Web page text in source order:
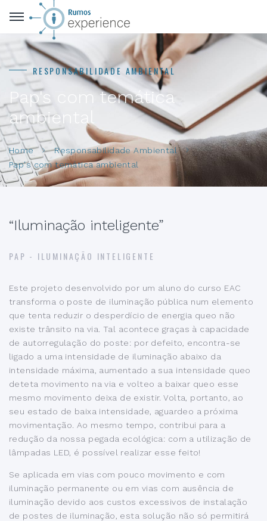
RESPONSABILIDADE AMBIENTAL
Pap's com temática
ambiental
Home
Responsabilidade Ambiental
Pap's com temática ambiental
“Iluminação inteligente”
PAP - ILUMINAÇÃO INTELIGENTE
Este projeto desenvolvido por um aluno do curso EAC
transforma o poste de iluminação pública num elemento
que tenta reduzir o desperdício de energia queo não
existe trânsito na via. Tal acontece graças à capacidade
de autorregulação do poste: por defeito, encontra-se
ligado a uma intensidade de iluminação abaixo da
intensidade máxima, aumentado a sua intensidade queo
deteta movimento na via e volteo a baixar queo esse
mesmo movimento deixa de existir. Volta, portanto, ao
seu estado de baixa intensidade, aguardeo a próxima
movimentação. Ao mesmo tempo, contribui para a
redução da nossa pegada ecológica: com a utilização de
lâmpadas LED, é possível realizar esse feito!
Se aplicada em vias com pouco movimento e com
iluminação permanente ou em vias com ausência de
iluminação devido aos custos excessivos de instalação
de postes de iluminação, esta solução não só permitirá